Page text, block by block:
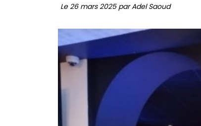
Le 26 mars 2025 par Adel Saoud